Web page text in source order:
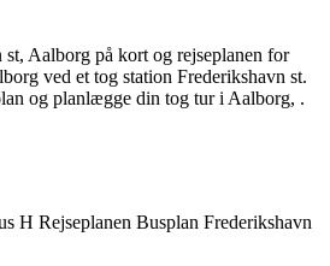
Aalborg på kort og rejseplanen for
ved et tog station Frederikshavn st.
og planlægge din tog tur i Aalborg, .
H Rejseplanen Busplan Frederikshavn